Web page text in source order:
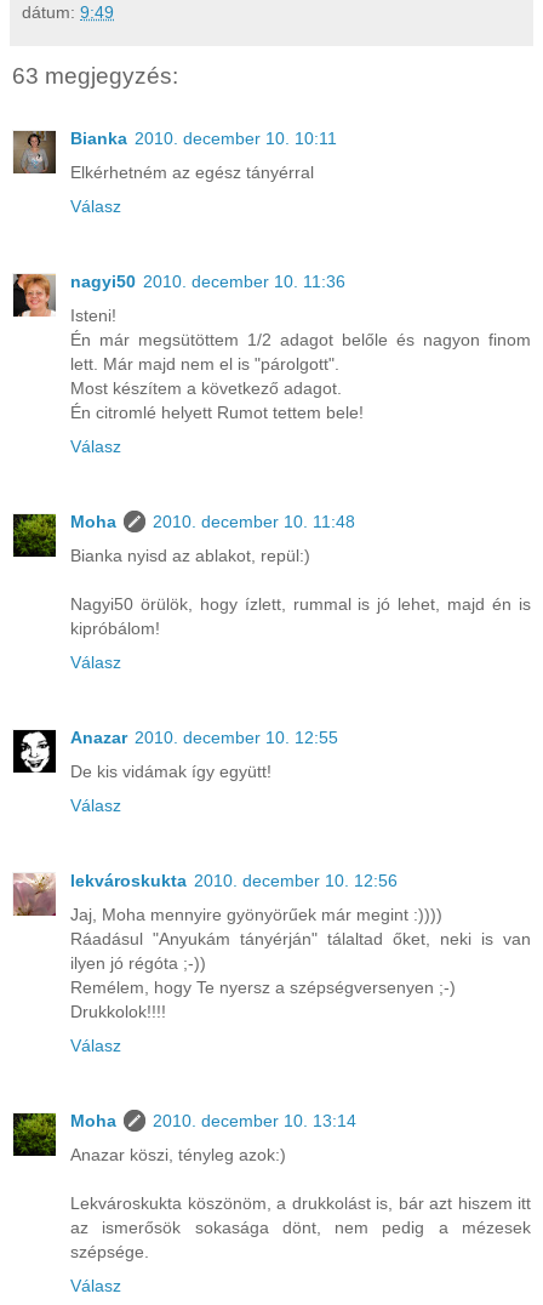
dátum: 9:49
63 megjegyzés:
Bianka 2010. december 10. 10:11
Elkérhetném az egész tányérral
Válasz
nagyi50 2010. december 10. 11:36
Isteni!
Én már megsütöttem 1/2 adagot belőle és nagyon finom
lett. Már majd nem el is "párolgott".
Most készítem a következő adagot.
Én citromlé helyett Rumot tettem bele!
Válasz
Moha
2010. december 10. 11:48
Bianka nyisd az ablakot, repül:)
Nagyi50 örülök, hogy ízlett, rummal is jó lehet, majd én is
kipróbálom!
Válasz
Anazar 2010. december 10. 12:55
De kis vidámak így együtt!
Válasz
lekvároskukta 2010. december 10. 12:56
Jaj, Moha mennyire gyönyörűek már megint :))))
Ráadásul "Anyukám tányérján" tálaltad őket, neki is van
ilyen jó régóta ;-))
Remélem, hogy Te nyersz a szépségversenyen ;-)
Drukkolok!!!!
Válasz
Moha
2010. december 10. 13:14
Anazar köszi, tényleg azok:)
Lekvároskukta köszönöm, a drukkolást is, bár azt hiszem itt
az ismerősök sokasága dönt, nem pedig a mézesek
szépsége.
Válasz